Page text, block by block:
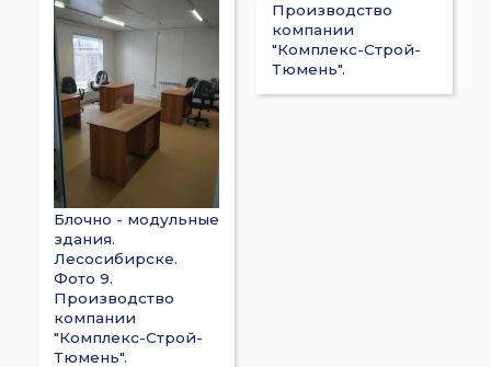
Блочно - модульные
здания.
Лесосибирске.
Фото 9.
Производство
компании
"Комплекс-Строй-
Тюмень".
Производство
компании
"Комплекс-Строй-
Тюмень".